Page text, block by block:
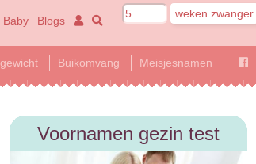
Baby Blogs
Buikomvang Meisjesnamen
Voornamen gezin test